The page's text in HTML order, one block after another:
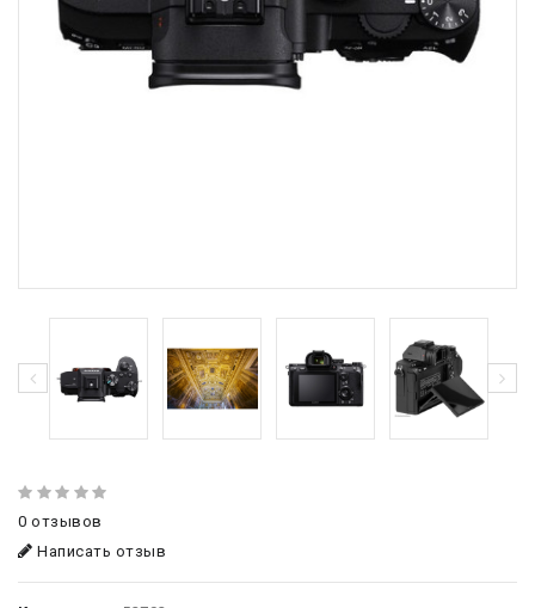
0 отзывов
Написать отзыв